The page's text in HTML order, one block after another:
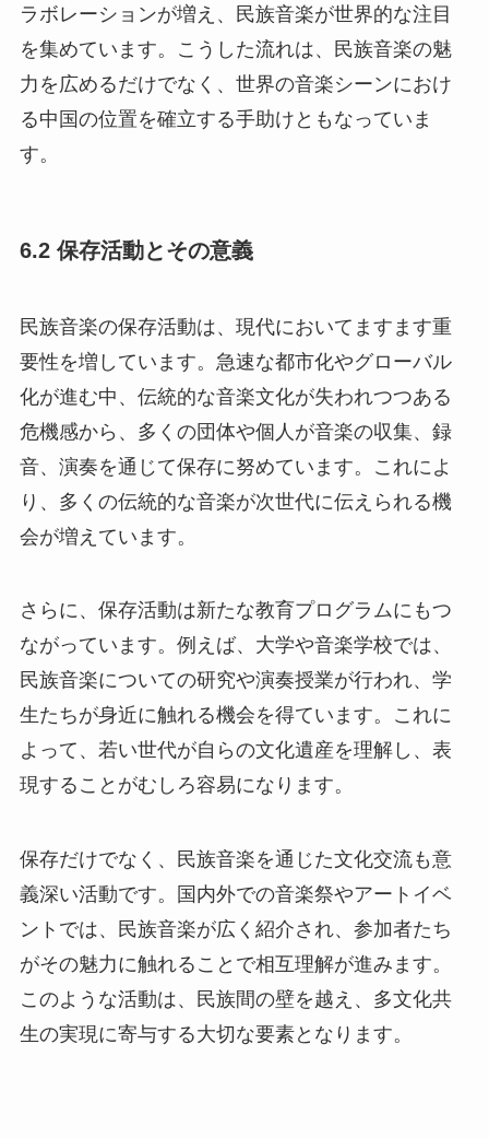
ラボレーションが増え、民族音楽が世界的な注目
を集めています。こうした流れは、民族音楽の魅
力を広めるだけでなく、世界の音楽シーンにおけ
る中国の位置を確立する手助けともなっていま
す。
6.2 保存活動とその意義
民族音楽の保存活動は、現代においてますます重
要性を増しています。急速な都市化やグローバル
化が進む中、伝統的な音楽文化が失われつつある
危機感から、多くの団体や個人が音楽の収集、録
音、演奏を通じて保存に努めています。これによ
り、多くの伝統的な音楽が次世代に伝えられる機
会が増えています。
さらに、保存活動は新たな教育プログラムにもつ
ながっています。例えば、大学や音楽学校では、
民族音楽についての研究や演奏授業が行われ、学
生たちが身近に触れる機会を得ています。これに
よって、若い世代が自らの文化遺産を理解し、表
現することがむしろ容易になります。
保存だけでなく、民族音楽を通じた文化交流も意
義深い活動です。国内外での音楽祭やアートイベ
ントでは、民族音楽が広く紹介され、参加者たち
がその魅力に触れることで相互理解が進みます。
このような活動は、民族間の壁を越え、多文化共
生の実現に寄与する大切な要素となります。